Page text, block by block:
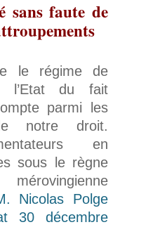
sans faute de
le régime de
l’Etat du fait
parmi les
notre droit.
en
sous le règne
Nicolas Polge
30 décembre